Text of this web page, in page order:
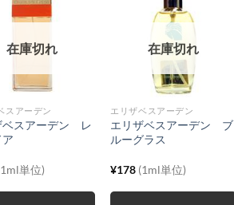
在庫切れ
スアーデン
ベスアーデン レ
単位)
在庫切れ
エリザベスアーデン
エリザベスアーデン ブ
ルーグラス
¥178 (1ml単位)